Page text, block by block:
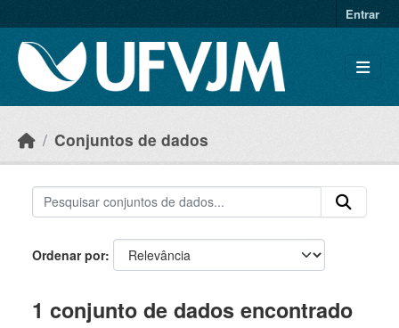
Entrar
Conjuntos de dados
Ordenar por
1 conjunto de dados encontrado